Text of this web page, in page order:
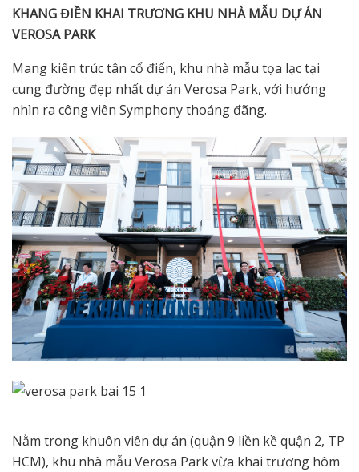
KHANG ĐIỀN KHAI TRƯƠNG KHU NHÀ MẪU DỰ ÁN
VEROSA PARK
Mang kiến trúc tân cổ điển, khu nhà mẫu tọa lạc tại
cung đường đẹp nhất dự án Verosa Park, với hướng
nhìn ra công viên Symphony thoáng đãng.
Nằm trong khuôn viên dự án (quận 9 liền kề quận 2, TP
HCM), khu nhà mẫu Verosa Park vừa khai trương hôm